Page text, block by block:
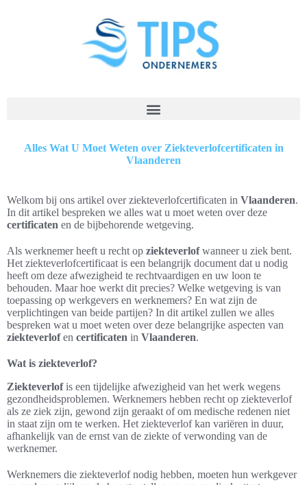
Alles Wat U Moet Weten over Ziekteverlofcertificaten in
Vlaanderen
Welkom bij ons artikel over ziekteverlofcertificaten in Vlaanderen.
In dit artikel bespreken we alles wat u moet weten over deze
certificaten en de bijbehorende wetgeving.
Als werknemer heeft u recht op ziekteverlofwanneer u ziek bent.
Het ziekteverlofcertificaat is een belangrijk document dat u nodig
heeft om deze afwezigheid te rechtvaardigen en uw loon te
behouden. Maar hoe werkt dit precies? Welke wetgeving is van
toepassing op werkgevers en werknemers? En wat zijn de
verplichtingen van beide partijen? In dit artikel zullen we alles
bespreken wat u moet weten over deze belangrijke aspecten van
ziekteverlofen certificaten in Vlaanderen.
Wat is ziekteverlof?
Ziekteverlofis een tijdelijke afwezigheid van het werk wegens
gezondheidsproblemen. Werknemers hebben recht op ziekteverlof
als ze ziek zijn, gewond zijn geraakt of om medische redenen niet
in staat zijn om te werken. Het ziekteverlof kan variëren in duur,
afhankelijk van de ernst van de ziekte of verwonding van de
werknemer.
Werknemers die ziekteverlof nodig hebben, moeten hun werkgever